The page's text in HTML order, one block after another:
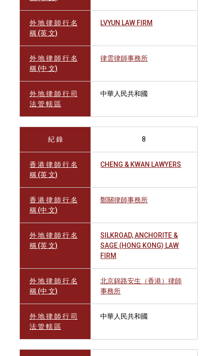
外 地 律 師 行 名
稱 (英 文)
LVYUN LAW FIRM
外 地 律 師 行 名
稱 (中 文)
律雲律師事務所
外 地 律 師 行 司
法 管 轄 區
中華人民共和國
紀 錄 8
香 港 律 師 行 名
稱 (英 文)
CHENG & KWAN LAWYERS
香 港 律 師 行 名
稱 (中 文)
鄭關律師事務所
外 地 律 師 行 名
稱 (英 文)
SILKROAD, ANCHORITE &
SAGE (HONG KONG) LAW
FIRM
外 地 律 師 行 名
稱 (中 文)
北京錦路安生（香港）律師
事務所
外 地 律 師 行 司
法 管 轄 區
中華人民共和國